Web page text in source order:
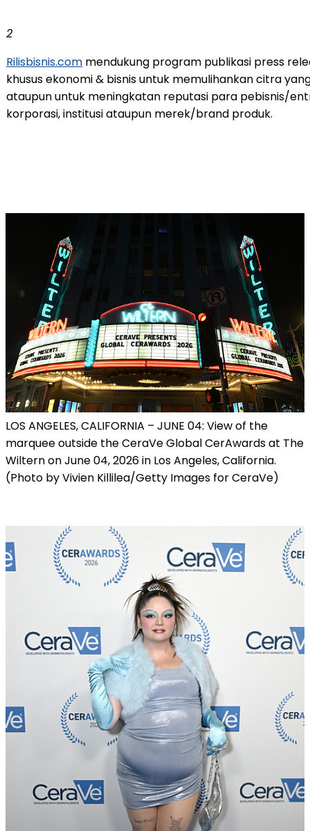
2
Rilisbisnis.com mendukung program publikasi press
khusus ekonomi & bisnis untuk memulihankan citra
ataupun untuk meningkatan reputasi para pebisnis/
korporasi, institusi ataupun merek/brand produk.
LOS ANGELES, CALIFORNIA – JUNE 04: View of the
marquee outside the CeraVe Global CerAwards at The
Wiltern on June 04, 2026 in Los Angeles, California.
(Photo by Vivien Killilea/Getty Images for CeraVe)